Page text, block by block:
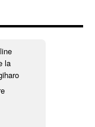
la
giharo